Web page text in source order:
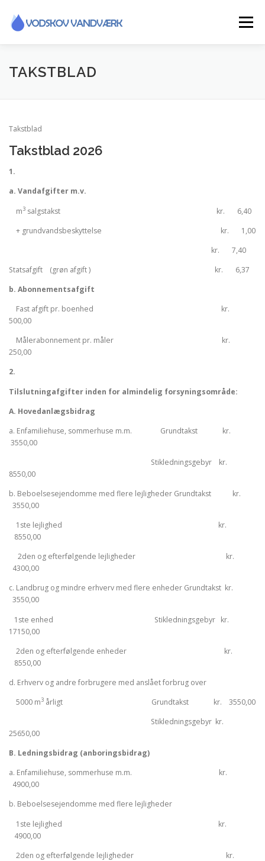
indhold
Menu
INFORMATIONER
FLYTTEAFLÆSNING
TAKSTBLAD
Takstblad
Takstblad 2026
1.
a. Vandafgifter m.v.
m3 salgstakst kr. 6,40
+ grundvandsbeskyttelse kr. 1,00
kr. 7,40
Statsafgift (grøn afgift ) kr. 6,37
b. Abonnementsafgift
Fast afgift pr. boenhed kr.
500,00
Målerabonnement pr. måler kr.
250,00
2.
Tilslutningafgifter inden for almindelig forsyningsområde:
A. Hovedanlægsbidrag
a. Enfamiliehuse, sommerhuse m.m. Grundtakst kr.
3550,00
Stikledningsgebyr kr.
8550,00
b. Beboelsesejendomme med flere lejligheder Grundtakst kr.
3550,00
1ste lejlighed kr.
8550,00
2den og efterfølgende lejligheder kr.
4300,00
c. Landbrug og mindre erhverv med flere enheder Grundtakst kr.
3550,00
1ste enhed Stikledningsgebyr kr.
17150,00
2den og efterfølgende enheder kr.
8550,00
d. Erhverv og andre forbrugere med anslået forbrug over
5000 m3 årligt Grundtakst kr. 3550,00
Stikledningsgebyr kr.
25650,00
B. Ledningsbidrag (anboringsbidrag)
a. Enfamiliehuse, sommerhuse m.m. kr.
4900,00
b. Beboelsesejendomme med flere lejligheder
1ste lejlighed kr.
4900,00
2den og efterfølgende lejligheder kr.